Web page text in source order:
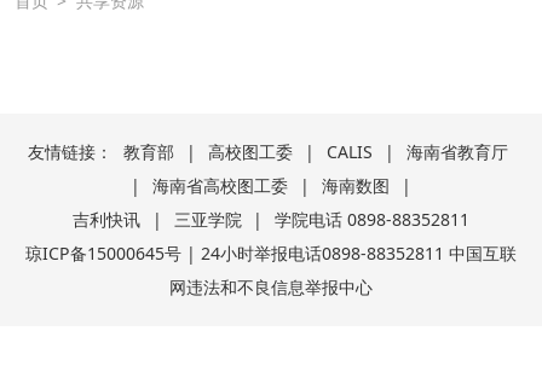
友情链接： 教育部 | 高校图工委 | CALIS |
海南省教育厅
|
海南省高校图工委 | 海南数图
|
吉利快讯
| 三亚学院 |
学院电话 0898-88352811
琼ICP备15000645号 | 24小时举报电话0898-88352811 中国互联
网违法和不良信息举报中心